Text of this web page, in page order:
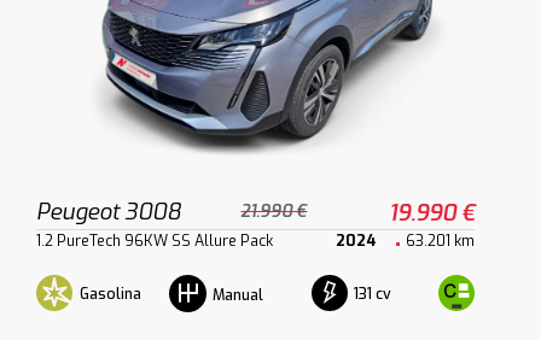
Peugeot 3008 21.990 € 19.990 €
1.2 PureTech 96KW SS Allure Pack 2024 63.201 km
Gasolina Manual 131 cv